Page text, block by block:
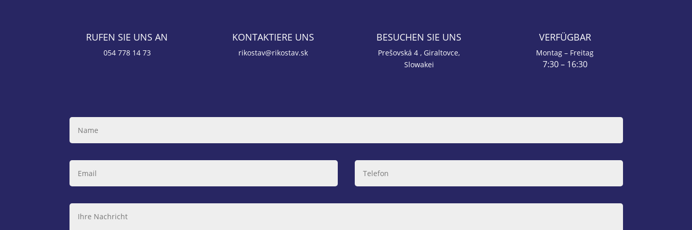
RUFEN SIE UNS AN
054 778 14 73
KONTAKTIERE UNS
rikostav@rikostav.sk
BESUCHEN SIE UNS
Prešovská 4 , Giraltovce,
Slowakei
VERFÜGBAR
Montag – Freitag
7:30 – 16:30